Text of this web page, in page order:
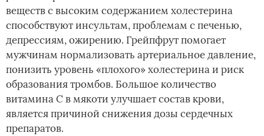
веществ с высоким содержанием холестерина
способствуют инсультам, проблемам с печенью,
депрессиям, ожирению. Грейпфрут помогает
мужчинам нормализовать артериальное давление,
понизить уровень «плохого» холестерина и риск
образования тромбов. Большое количество
витамина С в мякоти улучшает состав крови,
является причиной снижения дозы сердечных
препаратов.